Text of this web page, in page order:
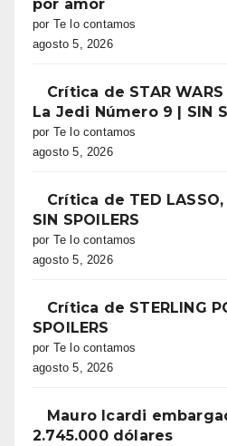
por amor
por Te lo contamos
agosto 5, 2026
Crítica de STAR
La Jedi Número 9 | SIN
por Te lo contamos
agosto 5, 2026
Crítica de TED
SIN SPOILERS
por Te lo contamos
agosto 5, 2026
Crítica de STERLING
SPOILERS
por Te lo contamos
agosto 5, 2026
Mauro Icardi
2.745.000 dólares